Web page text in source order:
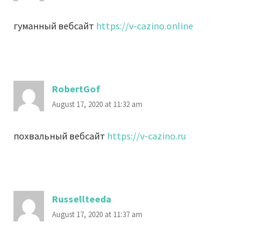
гуманный вебсайт https://v-cazino.online
RobertGof
August 17, 2020 at 11:32 am
похвальный вебсайт https://v-cazino.ru
Russellteeda
August 17, 2020 at 11:37 am